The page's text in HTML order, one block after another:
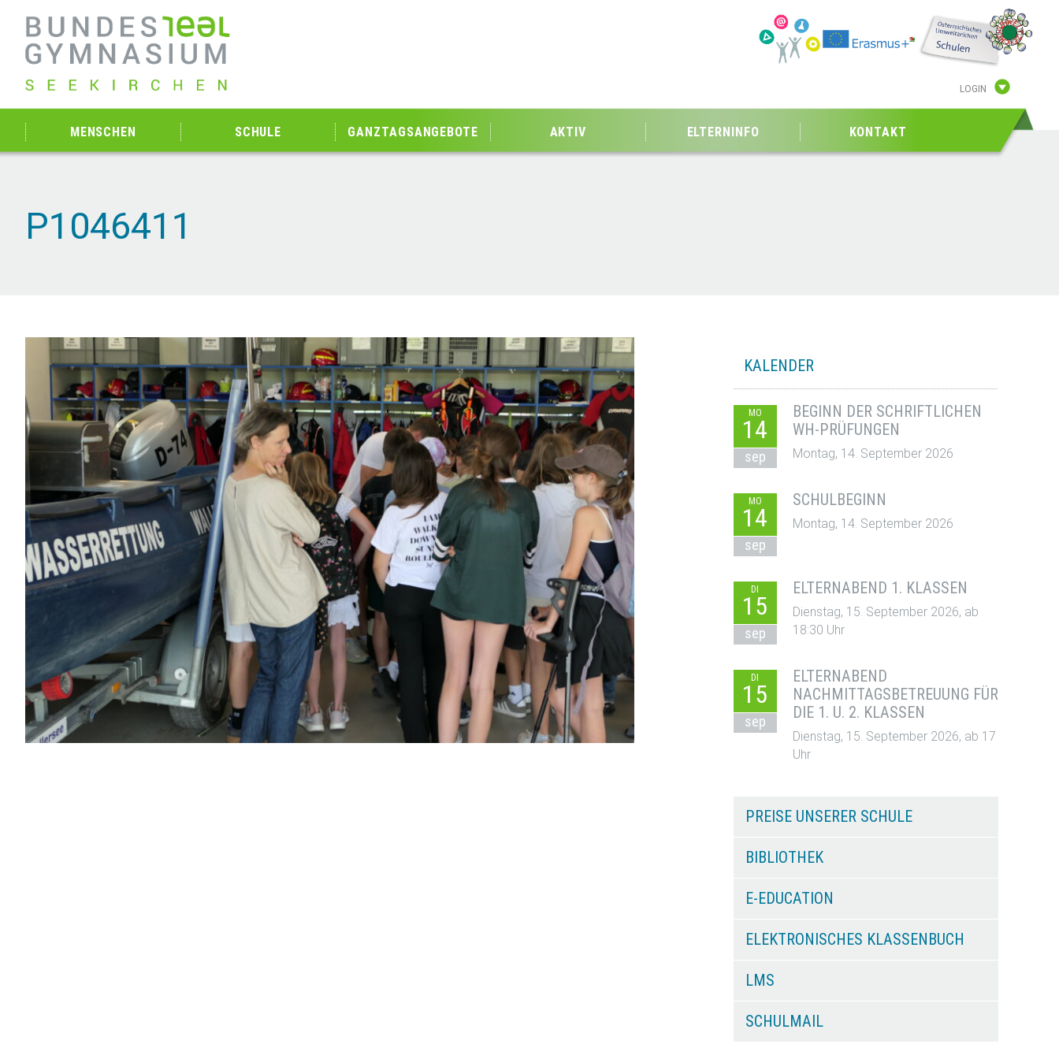
LOGIN
MENSCHEN SCHULE GANZTAGSANGEBOTE AKTIV ELTERNINFO KONTAKT
P1046411
KALENDER
MO
14
sep
BEGINN DER SCHRIFTLICHEN
WH-PRÜFUNGEN
Montag, 14. September 2026
MO
14
sep
SCHULBEGINN
Montag, 14. September 2026
DI
15
sep
ELTERNABEND 1. KLASSEN
Dienstag, 15. September 2026, ab
18:30 Uhr
DI
15
sep
ELTERNABEND
NACHMITTAGSBETREUUNG FÜR
DIE 1. U. 2. KLASSEN
Dienstag, 15. September 2026, ab 17
Uhr
PREISE UNSERER SCHULE
BIBLIOTHEK
E-EDUCATION
ELEKTRONISCHES KLASSENBUCH
LMS
SCHULMAIL